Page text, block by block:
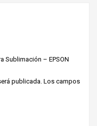
Sublimación – EPSON
publicada. Los campos